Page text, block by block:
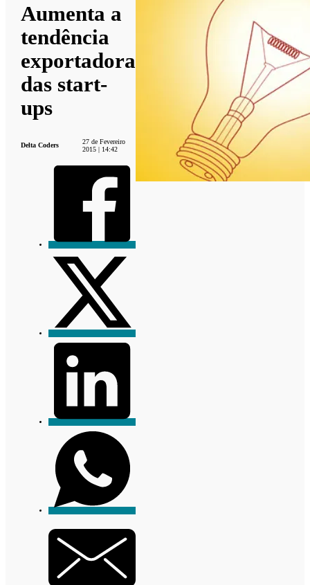
Aumenta a
tendência
exportadora
das start-
ups
Delta Coders
27 de Fevereiro
2015 | 14:42